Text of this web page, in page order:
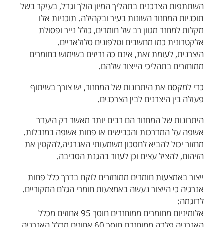
השתתפות הצרכנים בתהליך המיון הולך וגדל, בעיקר בשל
תוכניות המחזור השונות בעיר ובקהילה. תוכניות אלו
מקלות למחזר מגוון רב של חומרים, כולל נייר ופסולת
אלקטרונית כמו מחשבים וטלפונים סלולאריים.
היצרנית, לעומת זאת, אינם כה זריזים בשימוש בחומרים
ממוחזרים בתהליכי הייצור שלהם.
כדי למקסם את היתרונות של המחזור, יש צורך בשיתוף
פעולה בין היצרנים לבין הצרכנים.
היתרונות של המחזור הם רבים יותר מאשר רק היעדר
אשפה על המדרכות והכבישים או פחות אשפה במזבלות.
מחזור יכול להביא לחסכון משמעותי האנרגיה,להקטין את
הזיהום, להציל עצים וכן לעזור בהגנת הסביבה.
ייצור באמצעות חומרים ממוחזרים לוקח בדרך כלל פחות
אנרגיה כי הייצור נעשה באמצעות חומרי הגלם המקוריים.
לדוגמה:
אלומיניום מחומרים ממוחזרים חוסך 95 אחוזים מכלל